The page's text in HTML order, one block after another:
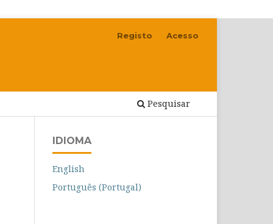
Pesquisar
Registo Acesso
IDIOMA
English
Português (Portugal)